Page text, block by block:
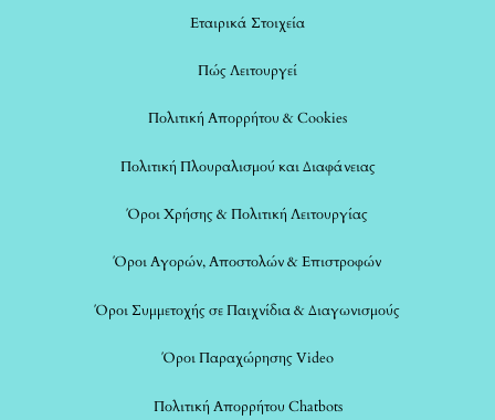
Εταιρικά Στοιχεία
Πώς Λειτουργεί
Πολιτική Απορρήτου & Cookies
Πολιτική Πλουραλισμού και Διαφάνειας
Όροι Χρήσης & Πολιτική Λειτουργίας
Όροι Αγορών, Αποστολών & Επιστροφών
Όροι Συμμετοχής σε Παιχνίδια & Διαγωνισμούς
Όροι Παραχώρησης Video
Πολιτική Απορρήτου Chatbots